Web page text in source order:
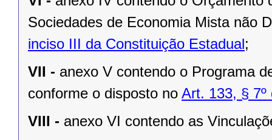
Sociedades de Economia Mista não
inciso III da Constituição Estadual;
VII - anexo V contendo o Programa
conforme o disposto no Art. 133, §
VIII - anexo VI contendo as